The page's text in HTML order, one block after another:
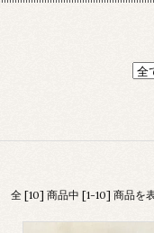
全 [10] 商品中 [1-10] 商品を